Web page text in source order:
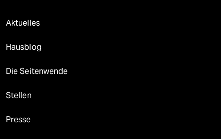
Aktuelles
Hausblog
Die Seitenwende
Stellen
Presse